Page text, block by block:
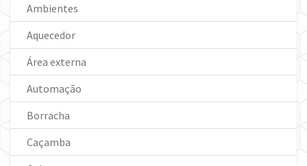
Ambientes
Aquecedor
Área externa
Automação
Borracha
Caçamba